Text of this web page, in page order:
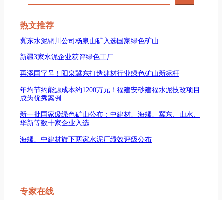
索
热文推荐
冀东水泥铜川公司杨泉山矿入选国家绿色矿山
新疆3家水泥企业获评绿色工厂
再添国字号！阳泉冀东打造建材行业绿色矿山新标杆
年均节约能源成本约1200万元！福建安砂建福水泥技改项目
成为优秀案例
新一批国家级绿色矿山公布：中建材、海螺、冀东、山水、
华新等数十家企业入选
海螺、中建材旗下两家水泥厂绩效评级公布
专家在线